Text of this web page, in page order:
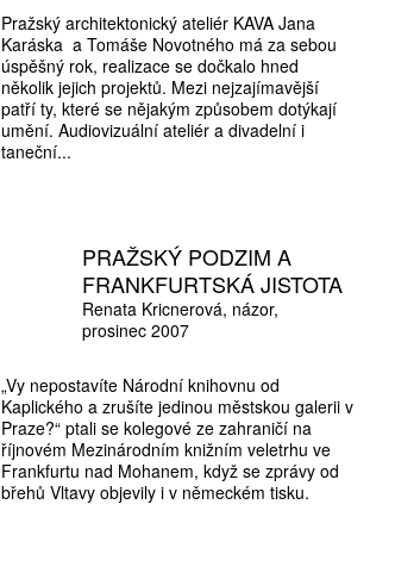
Pražský architektonický ateliér KAVA Jana
Karáska a Tomáše Novotného má za sebou
úspěšný rok, realizace se dočkalo hned
několik jejich projektů. Mezi nejzajímavější
patří ty, které se nějakým způsobem dotýkají
umění. Audiovizuální ateliér a divadelní i
taneční...
PRAŽSKÝ PODZIM A
FRANKFURTSKÁ JISTOTA
Renata Kricnerová názor
prosinec 2007
„Vy nepostavíte Národní knihovnu od
Kaplického a zrušíte jedinou městskou galerii v
Praze?“ ptali se kolegové ze zahraničí na
říjnovém Mezinárodním knižním veletrhu ve
Frankfurtu nad Mohanem, když se zprávy od
břehů Vltavy objevily i v německém tisku.